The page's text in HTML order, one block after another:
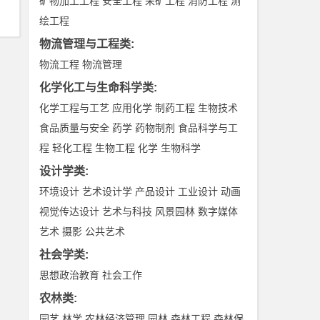
绘工程
物流管理与工程类:
物流工程 物流管理
化学化工与生命科学类:
化学工程与工艺 应用化学 制药工程 生物技术
食品质量与安全 药学 药物制剂 食品科学与工
程 轻化工程 生物工程 化学 生物科学
设计学类:
环境设计 艺术设计学 产品设计 工业设计 动画
视觉传达设计 艺术与科技 风景园林 数字媒体
艺术 摄影 公共艺术
社会学类:
思想政治教育 社会工作
农林类: